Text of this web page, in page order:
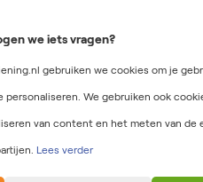
we iets vragen?
gebruiken we cookies om je
We gebruiken ook
van content en het meten van
Lees verder